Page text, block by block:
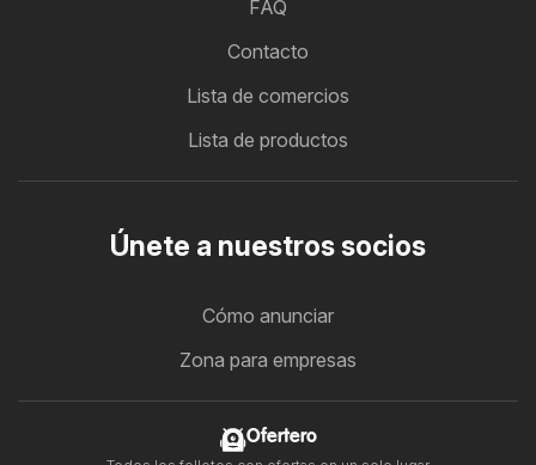
FAQ
Contacto
Lista de comercios
Lista de productos
Únete a nuestros socios
Cómo anunciar
Zona para empresas
Ofertero